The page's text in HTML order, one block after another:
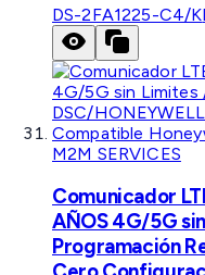
DS-2FA1225-C4/K
M2M SERVICES
Comunicador
AÑOS 4G/5G
Programación